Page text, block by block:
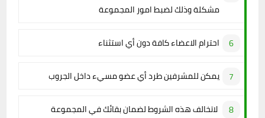
مشكلة وذلك لضبط امور المجموعة
احترام الاعضاء كافة دون أي استثناء
يمكن للمشرفين طرد أي عضو مسيء داخل الجروب
لاتخالف هذه الشروط لضمان بقائك في المجموعة